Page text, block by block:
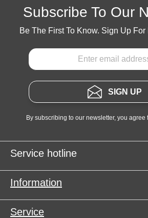
Subscribe To Our
Be The First To Know. Sign Up
SIGN UP
By subscribing to our newsletter, you agree
Service hotline
Information
Service